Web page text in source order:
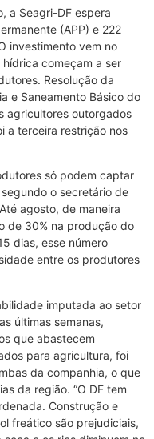
a Seagri-DF espera
(APP) e 222
investimento vem no
começam a ser
Resolução da
e Saneamento Básico do
agricultores outorgados
a terceira restrição nos
só podem captar
o secretário de
agosto, de maneira
de 30% na produção do
dias, esse número
entre os produtores
imputada ao setor
últimas semanas,
que abastecem
para agricultura, foi
da companhia, o que
da região. “O DF tem
Construção e
freático são prejudiciais,